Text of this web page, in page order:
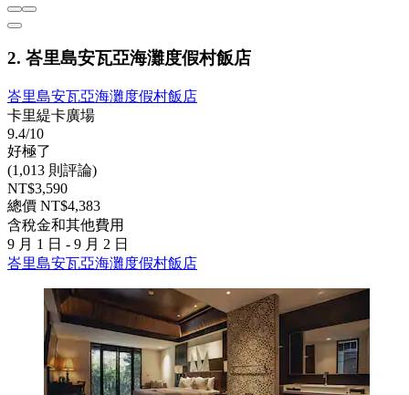
2. 峇里島安瓦亞海灘度假村飯店
峇里島安瓦亞海灘度假村飯店
卡里緹卡廣場
9.4/10
好極了
(1,013 則評論)
NT$3,590
總價 NT$4,383
含稅金和其他費用
9 月 1 日 - 9 月 2 日
峇里島安瓦亞海灘度假村飯店